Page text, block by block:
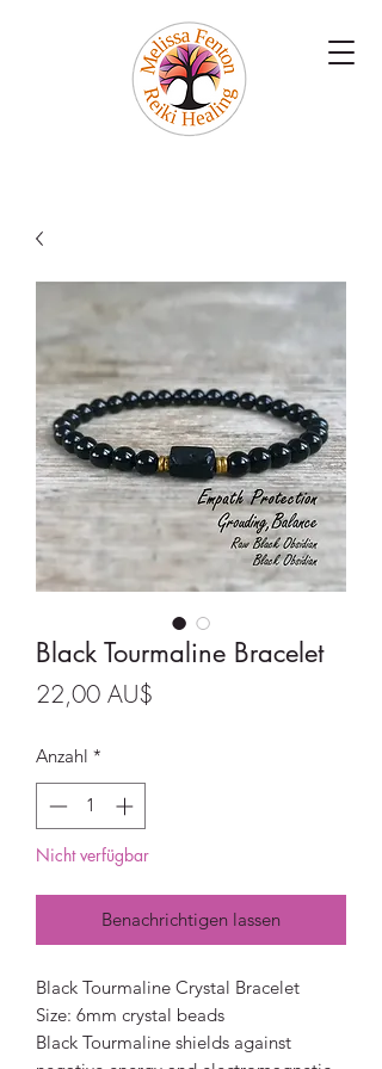
Black Tourmaline Bracelet
22,00 AU$
Anzahl *
Nicht verfügbar
Benachrichtigen lassen
Black Tourmaline Crystal Bracelet
Size: 6mm crystal beads
Black Tourmaline shields against